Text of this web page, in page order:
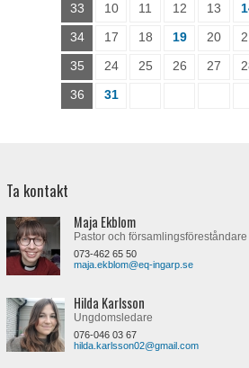
33
10 11 12 13
34
17 18 19 20
35
24 25 26 27
36
31
Ta kontakt
Maja Ekblom
Pastor och församlingsföreståndare
073-462 65 50
maja.ekblom@eq-ingarp.se
Hilda Karlsson
Ungdomsledare
076-046 03 67
hilda.karlsson02@gmail.com